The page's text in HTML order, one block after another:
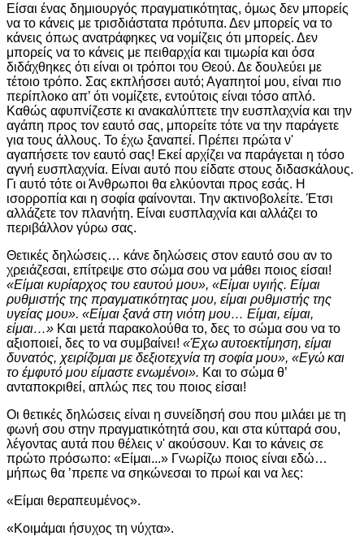
Είσαι ένας δημιουργός πραγματικότητας, όμως δεν μπορείς
να το κάνεις με τρισδιάστατα πρότυπα. Δεν μπορείς να το
κάνεις όπως ανατράφηκες να νομίζεις ότι μπορείς. Δεν
μπορείς να το κάνεις με πειθαρχία και τιμωρία και όσα
διδάχθηκες ότι είναι οι τρόποι του Θεού. Δε δουλεύει με
τέτοιο τρόπο. Σας εκπλήσσει αυτό; Αγαπητοί μου, είναι πιο
περίπλοκο απ’ ότι νομίζετε, εντούτοις είναι τόσο απλό.
Καθώς αφυπνίζεστε κι ανακαλύπτετε την ευσπλαχνία και την
αγάπη προς τον εαυτό σας, μπορείτε τότε να την παράγετε
για τους άλλους. Το έχω ξαναπεί. Πρέπει πρώτα ν'
αγαπήσετε τον εαυτό σας! Εκεί αρχίζει να παράγεται η τόσο
αγνή ευσπλαχνία. Είναι αυτό που είδατε στους διδασκάλους.
Γι αυτό τότε οι Άνθρωποι θα ελκύονται προς εσάς. Η
ισορροπία και η σοφία φαίνονται. Την ακτινοβολείτε. Έτσι
αλλάζετε τον πλανήτη. Είναι ευσπλαχνία και αλλάζει το
περιβάλλον γύρω σας.
Θετικές δηλώσεις… κάνε δηλώσεις στον εαυτό σου αν το
χρειάζεσαι, επίτρεψε στο σώμα σου να μάθει ποιος είσαι!
«Είμαι κυρίαρχος του εαυτού μου», «Είμαι υγιής. Είμαι
ρυθμιστής της πραγματικότητας μου, είμαι ρυθμιστής της
υγείας μου». «Είμαι ξανά στη νιότη μου… Είμαι, είμαι,
είμαι…» Και μετά παρακολούθα το, δες το σώμα σου να το
αξιοποιεί, δες το να συμβαίνει! «Έχω αυτοεκτίμηση, είμαι
δυνατός, χειρίζομαι με δεξιοτεχνία τη σοφία μου», «Εγώ και
το έμφυτό μου είμαστε ενωμένοι». Και το σώμα θ’
ανταποκριθεί, απλώς πες του ποιος είσαι!
Οι θετικές δηλώσεις είναι η συνείδησή σου που μιλάει με τη
φωνή σου στην πραγματικότητά σου, και στα κύτταρά σου,
λέγοντας αυτά που θέλεις ν' ακούσουν. Και το κάνεις σε
πρώτο πρόσωπο: «Είμαι...» Γνωρίζω ποιος είναι εδώ…
μήπως θα ’πρεπε να σηκώνεσαι το πρωί και να λες:
«Είμαι θεραπευμένος».
«Κοιμάμαι ήσυχος τη νύχτα».